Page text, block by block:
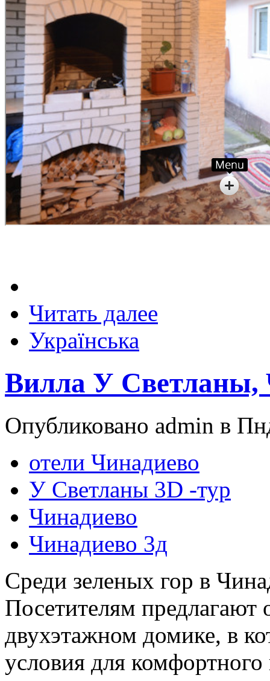
Читать далее
Українська
Вилла У Светланы,
Опубликовано admin в
отели Чинадиево
У Светланы 3D -тур
Чинадиево
Чинадиево 3д
Среди зеленых гор в
Посетителям предлагают
двухэтажном домике, в
условия для